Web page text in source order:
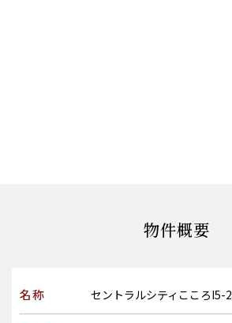
物件概要
名称 セントラルシティこころI5-2